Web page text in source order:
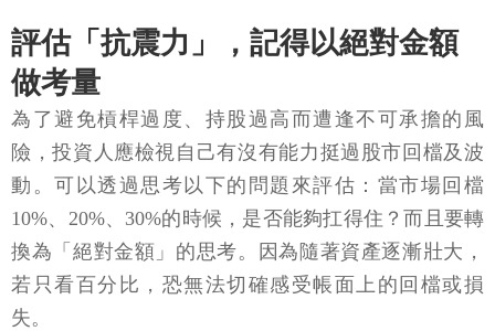
評估「抗震力」，記得以絕對金額
做考量
為了避免槓桿過度、持股過高而遭逢不可承擔的風
險，投資人應檢視自己有沒有能力挺過股市回檔及波
動。可以透過思考以下的問題來評估：當市場回檔
10%、20%、30%的時候，是否能夠扛得住？而且要轉
換為「絕對金額」的思考。因為隨著資產逐漸壯大，
若只看百分比，恐無法切確感受帳面上的回檔或損
失。